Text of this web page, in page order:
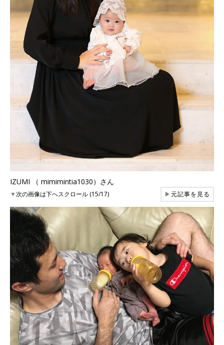
IZUMI （ mimimintia1030）さん
▼次の画像は下へスクロール (15/17) ▶元記事を見る